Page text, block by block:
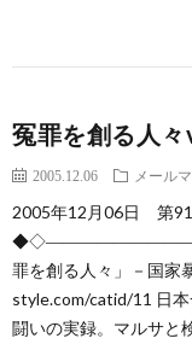
冤罪を創る人
2005.12.06 メール
2005年12月06日 第
罪を創る人々」－国家
style.com/catid/11 日
闘いの実録。マルサと